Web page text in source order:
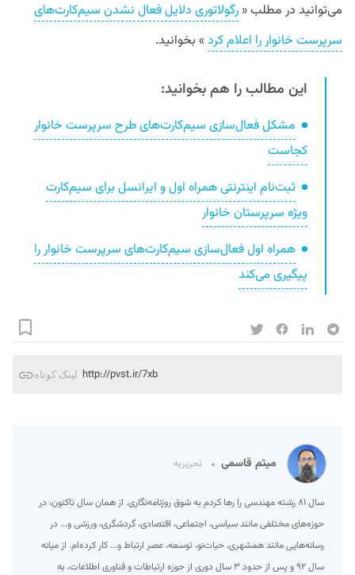
می‌توانید در مطلب « رگولاتوری دلایل فعال نشدن سیم‌کارت‌های
سرپرست خانوار را اعلام کرد » بخوانید.
این مطالب را هم بخوانید:
مشکل فعال‌سازی سیم‌کارت‌های طرح سرپرست خانوار
کجاست
ثبت‌نام اینترنتی همراه اول و ایرانسل برای سیم‌کارت
ویژه سرپرستان خانوار
همراه اول فعال‌سازی سیم‌کارت‌های سرپرست خانوار را
پیگیری می‌کند
لینک کوتاه http://pvst.ir/7xb
میثم قاسمی تحریریه
سال ۸۱ رشته مهندسی را رها کردم به شوق روزنامه‌نگاری. از همان سال تاکنون، در
حوزه‌های مختلفی مانند سیاسی، اجتماعی، اقتصادی، گردشگری، ورزشی و... در
رسانه‌هایی مانند همشهری، حیات‌نو، توسعه، عصر ارتباط و... کار کرده‌ام. از میانه
سال ۹۲ و پس از حدود ۳ سال دوری از حوزه ارتباطات و فناوری اطلاعات، به